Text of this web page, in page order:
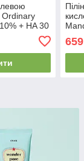
Ordinary
+ HA 30
659